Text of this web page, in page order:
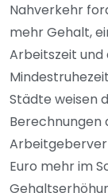
Nahverkehr
mehr Gehalt,
Arbeitszeit und
Städte weisen
Berechnungen
Euro mehr im